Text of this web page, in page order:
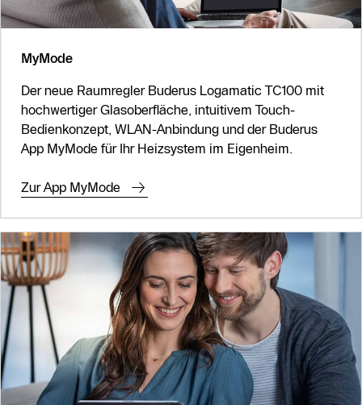
MyMode
Der neue Raumregler Buderus Logamatic TC100 mit
hochwertiger Glasoberfläche, intuitivem Touch-
Bedienkonzept, WLAN-Anbindung und der Buderus
App MyMode für Ihr Heizsystem im Eigenheim.
Zur App MyMode